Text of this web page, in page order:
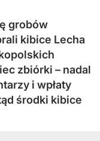
grobów
kibice Lecha
zbiórki – nadal
i wpłaty
środki kibice